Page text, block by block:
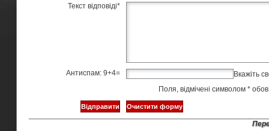
Текст відповіді*
Антиспам: 9+4=
Вкажіть
Поля, відмічені символом *